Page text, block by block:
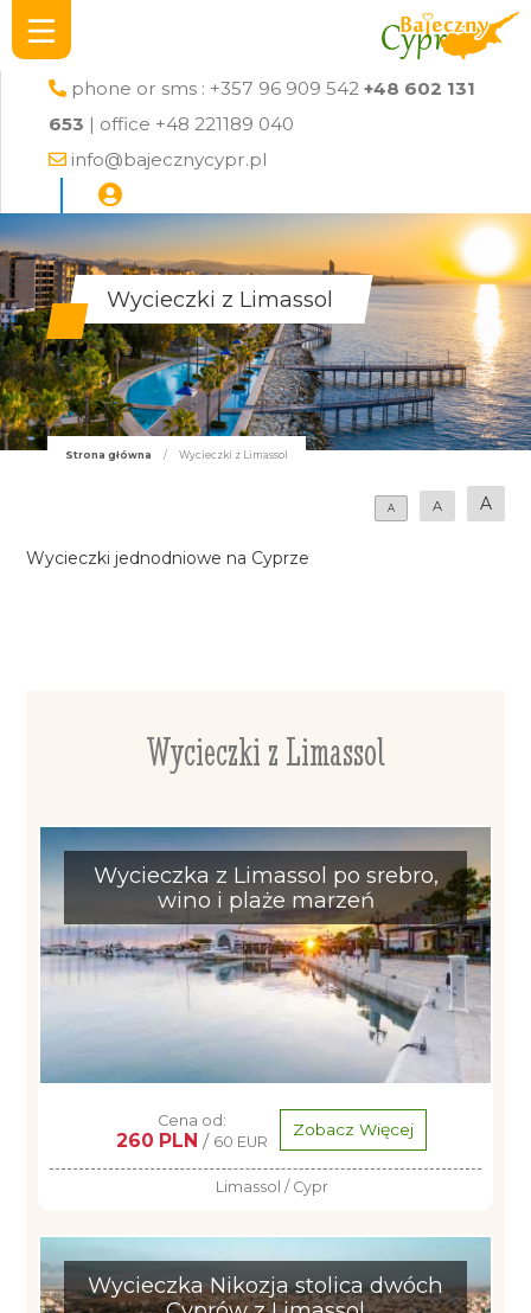
phone or sms : +357 96 909 542 +48 602 131
653 | office +48 221189 040
info@bajecznycypr.pl
Wycieczki z Limassol
Strona główna / Wycieczki z Limassol
A A A
Wycieczki jednodniowe na Cyprze
Wycieczki z Limassol
Wycieczka z Limassol po srebro,
wino i plaże marzeń
Cena od:
260 PLN / 60 EUR
Zobacz Więcej
Limassol / Cypr
Wycieczka Nikozja stolica dwóch